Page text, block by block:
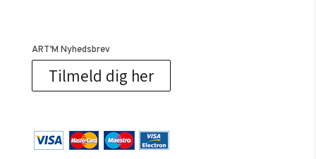
ART’M Nyhedsbrev
Tilmeld dig her